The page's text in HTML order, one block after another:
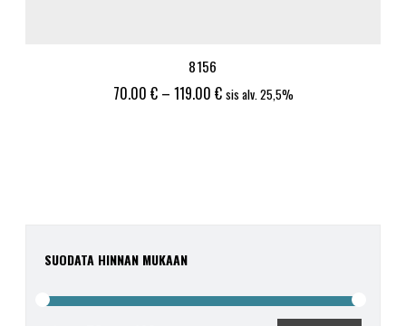
SUODATA HINNAN MUKAAN
8156
70.00 € – 119.00 €Hintaluokka:
sis alv. 25,5%